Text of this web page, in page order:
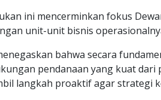
ini mencerminkan fokus
unit-unit bisnis
bahwa secara
pendanaan yang kuat
langkah proaktif agar strategi